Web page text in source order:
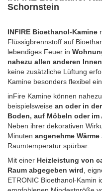
Schornstein
INFIRE Bioethanol-Kamine
Flüssigbrennstoff auf
lebendiges Feuer in
nahezu allen anderen
keine zusätzliche Lüftung
Kamine besonders flexibel
inFire Kamine können nahezu
beispielsweise an oder in
Boden, auf Möbeln oder
Neben ihrer dekorativen
Minuten angenehme Wärme
Raumtemperatur spürbar.
Mit einer Heizleistung von
Raum abgegeben wird ,
ETRONIC Bioethanol-Kamin